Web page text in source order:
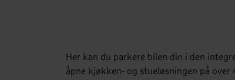
Her kan du parkere bilen din i den
åpne kjøkken- og stueløsningen på